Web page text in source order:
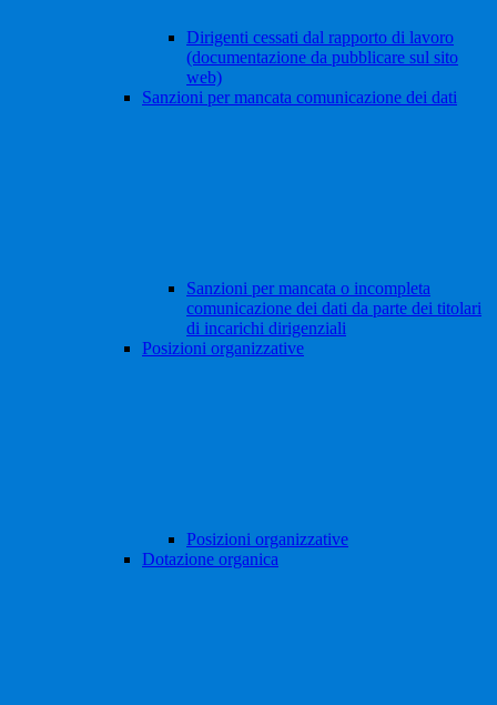
Dirigenti cessati dal rapporto di lavoro
(documentazione da pubblicare sul sito
web)
Sanzioni per mancata comunicazione dei dati
Sanzioni per mancata o incompleta
comunicazione dei dati da parte dei titolari
di incarichi dirigenziali
Posizioni organizzative
Posizioni organizzative
Dotazione organica